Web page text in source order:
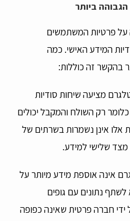
ביותר
פרטיות המשתמשים
המידע האישי. כמה
בהקשר זה כוללות:
מציעה שיחות סודיות
רק השולח והמקבל יכולים
אלו אינן נשמרות בשרתים של
שלישי למידע.
אינה אוספת מידע מיותר על
נתונים עם גופים
ידי חברה פרטית שאינה כפופה